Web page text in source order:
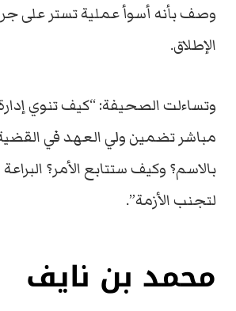
وصف بأنه أسوأ عملية تستر على
الإطلاق.
وتساءلت الصحيفة: “كيف تنوي
مباشر تضمين ولي العهد في
بالاسم؟ وكيف ستتابع الأمر؟
لتجنب الأزمة”.
محمد بن نايف